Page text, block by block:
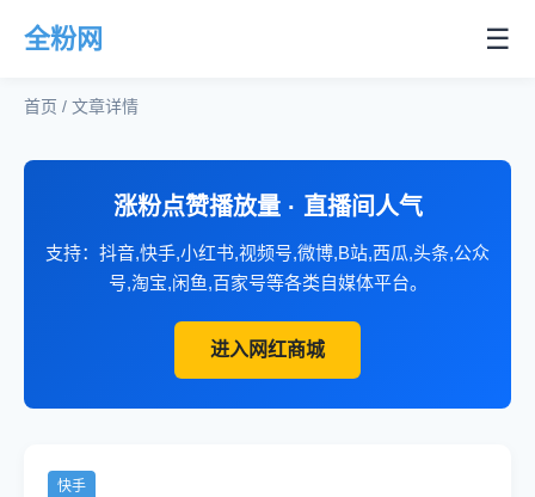
全粉网 ☰
首页 / 文章详情
涨粉点赞播放量 · 直播间人气
支持：抖音,快手,小红书,视频号,微博,B站,西瓜,头条,公众
号,淘宝,闲鱼,百家号等各类自媒体平台。
进入网红商城
快手